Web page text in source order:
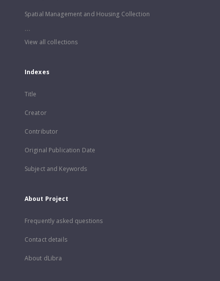
Spatial Management and Housing Collection
...
View all collections
Indexes
Title
Creator
Contributor
Original Publication Date
Subject and Keywords
About Project
Frequently asked questions
Contact details
About dLibra